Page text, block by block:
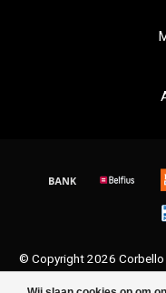
© Copyright 2026 Corbello